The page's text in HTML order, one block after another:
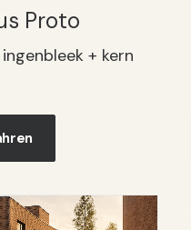
Proto
+ kern